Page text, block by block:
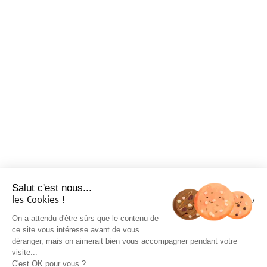
Salut c'est nous...
les Cookies !
On a attendu d'être sûrs que le contenu de
ce site vous intéresse avant de vous
déranger, mais on aimerait bien vous accompagner pendant votre
visite...
C'est OK pour vous ?